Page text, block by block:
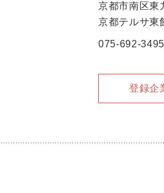
京都市南区東
京都テルサ東
075-692-
登録企